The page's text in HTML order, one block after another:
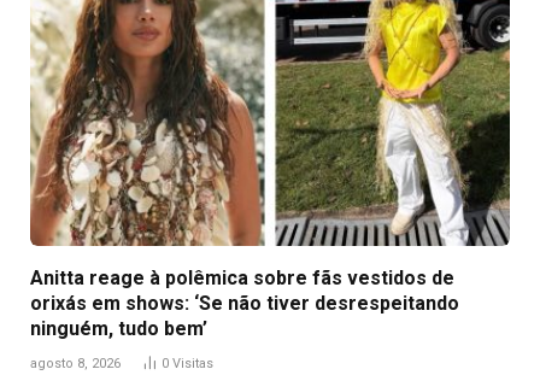
Anitta reage à polêmica sobre fãs vestidos de
orixás em shows: ‘Se não tiver desrespeitando
ninguém, tudo bem’
agosto 8, 2026 0 Visitas